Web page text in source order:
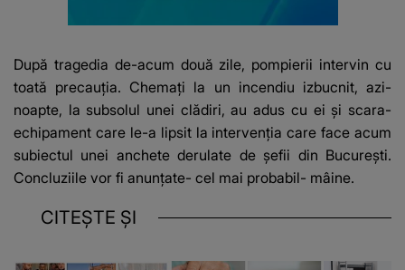
După tragedia de-acum două zile, pompierii intervin cu
toată precauția. Chemați la un incendiu izbucnit, azi-
noapte, la subsolul unei clădiri, au adus cu ei și scara-
echipament care le-a lipsit la intervenția care face acum
subiectul unei anchete derulate de șefii din București.
Concluziile vor fi anunțate- cel mai probabil- mâine.
CITEȘTE ȘI